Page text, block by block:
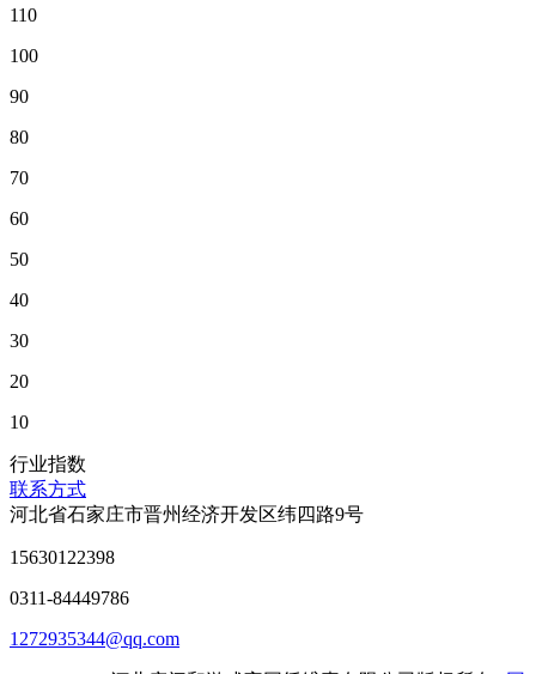
110
100
90
80
70
60
50
40
30
20
10
行业指数
联系方式
河北省石家庄市晋州经济开发区纬四路9号
15630122398
0311-84449786
1272935344@qq.com